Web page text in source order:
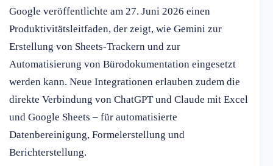
Google veröffentlichte am 27. Juni 2026 einen
Produktivitätsleitfaden, der zeigt, wie Gemini zur
Erstellung von Sheets-Trackern und zur
Automatisierung von Bürodokumentation eingesetzt
werden kann. Neue Integrationen erlauben zudem die
direkte Verbindung von ChatGPT und Claude mit Excel
und Google Sheets – für automatisierte
Datenbereinigung, Formelerstellung und
Berichterstellung.